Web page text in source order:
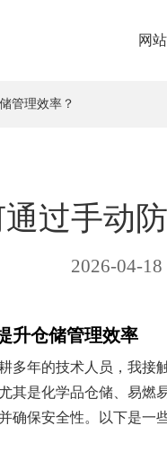
网
管理效率？
过手动
2026-04-18
升仓储管理效率
多年的技术人员，我接
其是化学品仓储、易燃
确保安全性。以下是一